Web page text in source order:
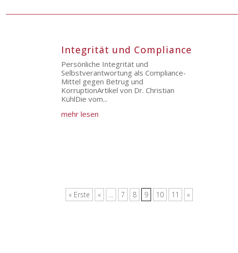
Integrität und Compliance
Persönliche Integrität und
Selbstverantwortung als Compliance-
Mittel gegen Betrug und
KorruptionArtikel von Dr. Christian
KühlDie vom...
mehr lesen
« Erste « ... 7 8 9 10 11 »